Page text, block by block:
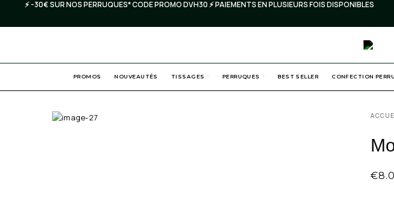
⚡️ -30€ SUR NOS PERRUQUES* CODE PROMO DVH30 ⚡️
PROMOS NOUVEAUTÉS TISSAGES PERRUQUES BEST SELLER CONFECTION
€